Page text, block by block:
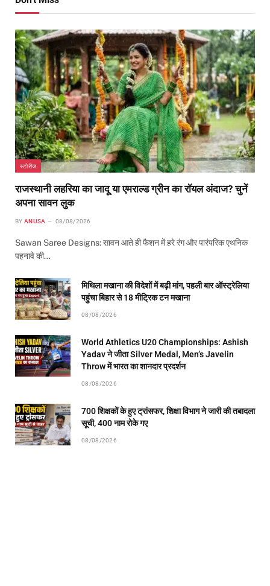
स्टोरीज
राजस्थानी लहरिया का जादू या एमराल्ड ग्रीन का रॉयल अंदाज? चुनें
अपना सावन लुक
BY ANUSA 08/08/2026
Sawan Saree Designs: सावन आते ही फैशन में हरे रंग और पारंपरिक एथनिक
पहनावे की…
मिथिला मखाना की विदेशों में बढ़ी मांग, पहली बार ऑस्ट्रेलिया
पहुंचा बिहार से 18 मीट्रिक टन मखाना
08/08/2026
World Athletics U20 Championships: Ashish
Yadav ने जीता Silver Medal, Men’s Javelin
Throw में भारत का शानदार प्रदर्शन
08/08/2026
700 शिक्षकों के हुए ट्रांसफर, शिक्षा विभाग ने जारी की तबादला
सूची, 400 नाम रोके गए
08/08/2026